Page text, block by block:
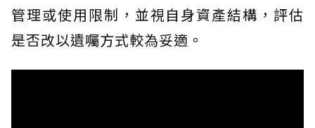
管理或使用限制，並視自身資產結構，評估
是否改以遺囑方式較為妥適。